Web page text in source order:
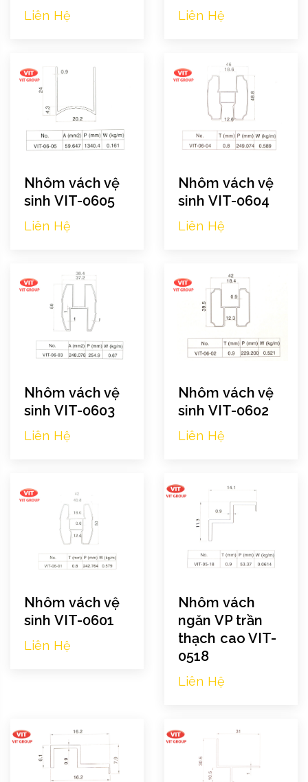
Liên Hệ Liên Hệ
Nhôm vách vệ
sinh VIT-0605
Liên Hệ
Nhôm vách vệ
sinh VIT-0604
Liên Hệ
Nhôm vách vệ
sinh VIT-0603
Liên Hệ
Nhôm vách vệ
sinh VIT-0602
Liên Hệ
Nhôm vách vệ
sinh VIT-0601
Liên Hệ
Nhôm vách
ngăn VP trần
thạch cao VIT-
0518
Liên Hệ